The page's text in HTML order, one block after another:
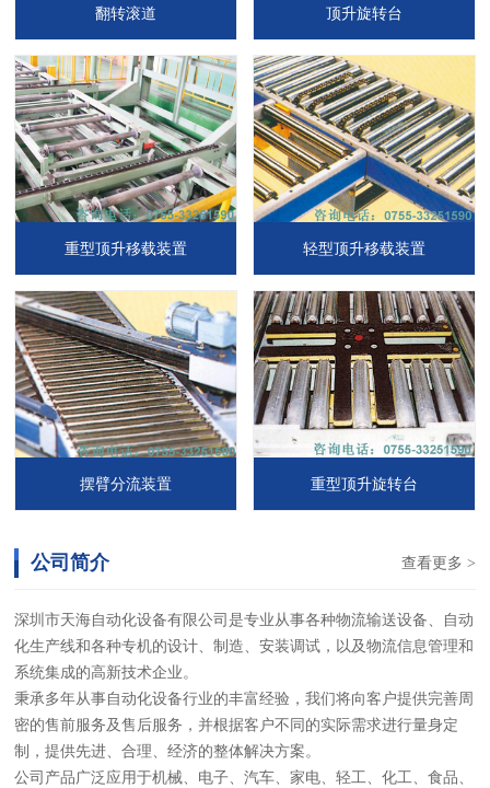
翻转滚道 顶升旋转台
重型顶升移载装置 轻型顶升移载装置
摆臂分流装置 重型顶升旋转台
查看更多 >
公司简介
深圳市天海自动化设备有限公司是专业从事各种物流输送设备、自动
化生产线和各种专机的设计、制造、安装调试，以及物流信息管理和
系统集成的高新技术企业。
秉承多年从事自动化设备行业的丰富经验，我们将向客户提供完善周
密的售前服务及售后服务，并根据客户不同的实际需求进行量身定
制，提供先进、合理、经济的整体解决方案。
公司产品广泛应用于机械、电子、汽车、家电、轻工、化工、食品、